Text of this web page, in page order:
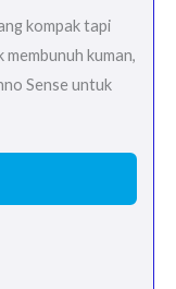
kompak tapi
kuman,
Sense untuk